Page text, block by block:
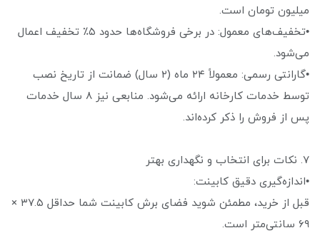
میلیون تومان است.
•تخفیف‌های معمول: در برخی فروشگاه‌ها حدود ۵٪ تخفیف اعمال
می‌شود.
•گارانتی رسمی: معمولاً ۲۴ ماه (۲ سال) ضمانت از تاریخ نصب
توسط خدمات کارخانه ارائه می‌شود. منابعی نیز ۸ سال خدمات
پس از فروش را ذکر کرده‌اند.
۷. نکات برای انتخاب و نگهداری بهتر
•اندازه‌گیری دقیق کابینت:
قبل از خرید، مطمئن شوید فضای برش کابینت شما حداقل ۳۷.۵ ×
۶۹ سانتی‌متر است.